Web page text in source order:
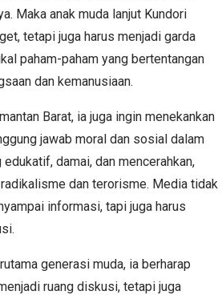
Maka anak muda lanjut Kundori
tetapi juga harus menjadi garda
paham-paham yang bertentangan
dan kemanusiaan.
Barat, ia juga ingin menekankan
jawab moral dan sosial dalam
damai, dan mencerahkan,
dan terorisme. Media tidak
informasi, tapi juga harus
generasi muda, ia berharap
ruang diskusi, tetapi juga